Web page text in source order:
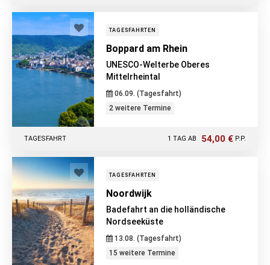
TAGESFAHRTEN
Boppard am Rhein
UNESCO-Welterbe Oberes
Mittelrheintal
06.09. (Tagesfahrt)
2 weitere Termine
1 TAG AB 54,00 € P.P.
TAGESFAHRT
TAGESFAHRTEN
Noordwijk
Badefahrt an die holländische
Nordseeküste
13.08. (Tagesfahrt)
15 weitere Termine